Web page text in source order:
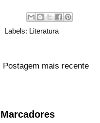
Labels: Literatura
Postagem mais recente
Marcadores